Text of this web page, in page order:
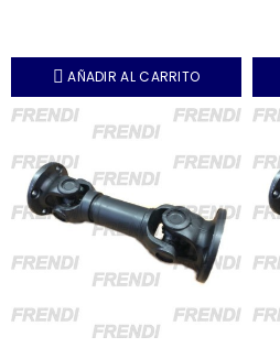
AÑADIR AL CARRITO